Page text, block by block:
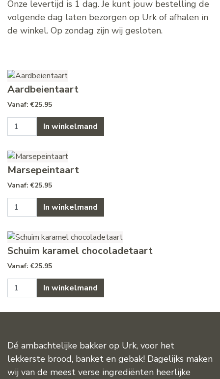
Onze levertijd is 1 dag. Je kunt jouw bestelling de
volgende dag laten bezorgen op Urk of afhalen in
de winkel. Op zondag zijn wij gesloten.
Aardbeientaart
€25.95
Aardbeientaart aantal
In winkelmand
Marsepeintaart
€25.95
Marsepeintaart aantal
In winkelmand
Schuim karamel chocoladetaart
€25.95
Schuim karamel chocoladetaart aantal
In winkelmand
Dé ambachtelijke bakker op Urk, voor het
lekkerste brood, banket en gebak! Dagelijks maken
wij van de meest verse ingrediënten heerlijke